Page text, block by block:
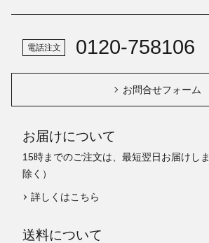
電話注文 0120-758106
お問合せフォーム
お届けについて
15時までのご注文は、最短翌日お届けし
除く）
詳しくはこちら
送料について